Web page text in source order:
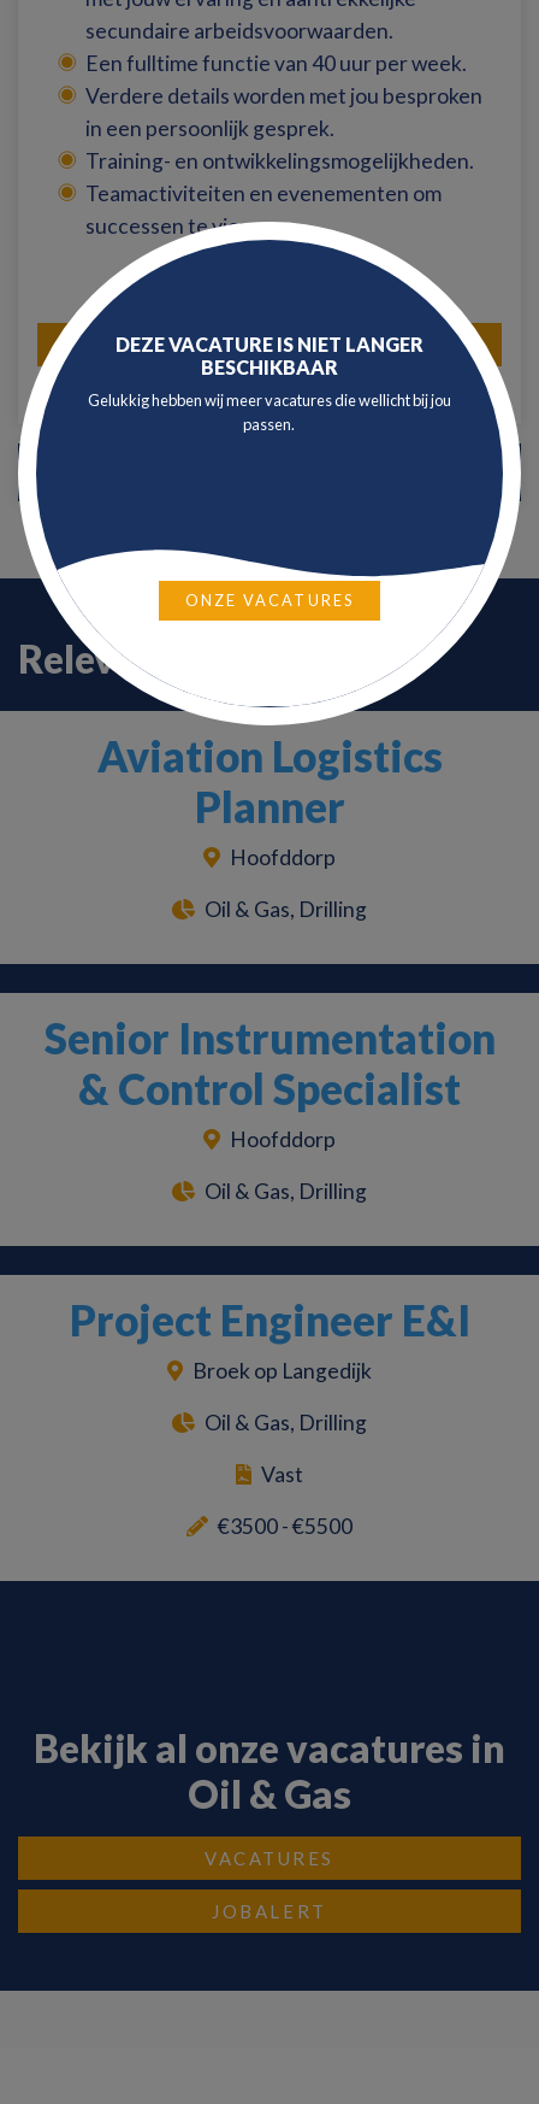
DEZE VACATURE IS NIET LANGER
BESCHIKBAAR
Gelukkig hebben wij meer vacatures die wellicht bij jou
passen.
ONZE VACATURES
secundaire arbeidsvoorwaarden.
Een fulltime functie van 40 uur per week.
Verdere details worden met jou besproken
in een persoonlijk gesprek.
Training- en ontwikkelingsmogelijkheden.
Teamactiviteiten en evenementen om
successen te vieren.
SOLLICITEER DIRECT
Relevante vacatures
Aviation Logistics
Planner
Hoofddorp
Oil & Gas, Drilling
Senior Instrumentation
& Control Specialist
Hoofddorp
Oil & Gas, Drilling
Project Engineer E&I
Broek op Langedijk
Oil & Gas, Drilling
Vast
€3500 - €5500
Bekijk al onze vacatures in
Oil & Gas
VACATURES
JOBALERT